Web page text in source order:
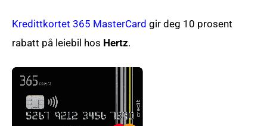
Kredittkortet 365 MasterCard gir deg 10 prosent
rabatt på leiebil hos Hertz.